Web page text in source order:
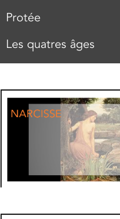
Protée
Les quatres âges